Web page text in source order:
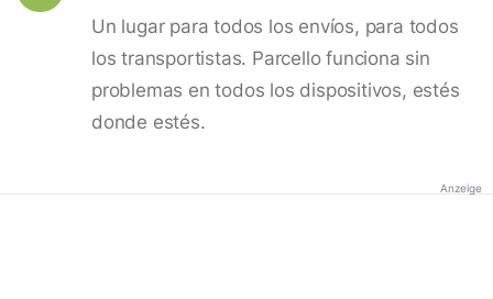
Un lugar para todos los envíos, para todos
los transportistas. Parcello funciona sin
problemas en todos los dispositivos, estés
donde estés.
Anzeige